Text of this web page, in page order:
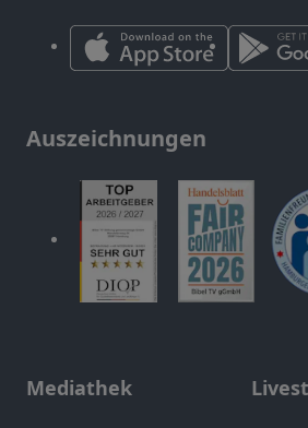
Auszeichnungen
Mediathek